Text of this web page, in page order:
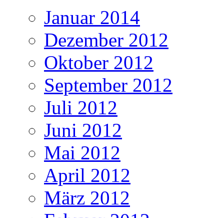
Januar 2014
Dezember 2012
Oktober 2012
September 2012
Juli 2012
Juni 2012
Mai 2012
April 2012
März 2012